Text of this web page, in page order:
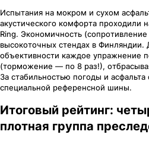
Испытания на мокром и сухом
акустического комфорта проходили
Ring. Экономичность
высокоточных стендах в Финляндии.
объективности каждое упражнение
(торможение — по 8 раз!),
За стабильностью погоды и
специальной референсной шины.
Итоговый рейтинг:
плотная группа